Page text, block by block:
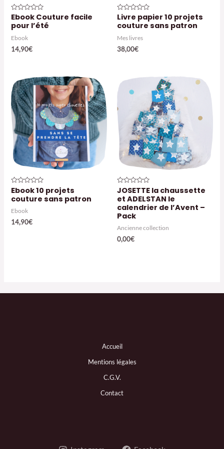
Note
sur
Ebook Couture facile
pour l’été
Ebook
14,90€
Note
sur
Livre papier 10 projets
couture sans patron
Mes livres
38,00€
Note
0
sur
Ebook 10 projets
couture sans patron
Ebook
14,90€
Note
0
sur
5
JOSETTE la chaussette
et ADELSTAN le
calendrier de l’Avent –
Pack
Ancienne collection
0,00€
Accueil
Mentions légales
C.G.V.
Contact